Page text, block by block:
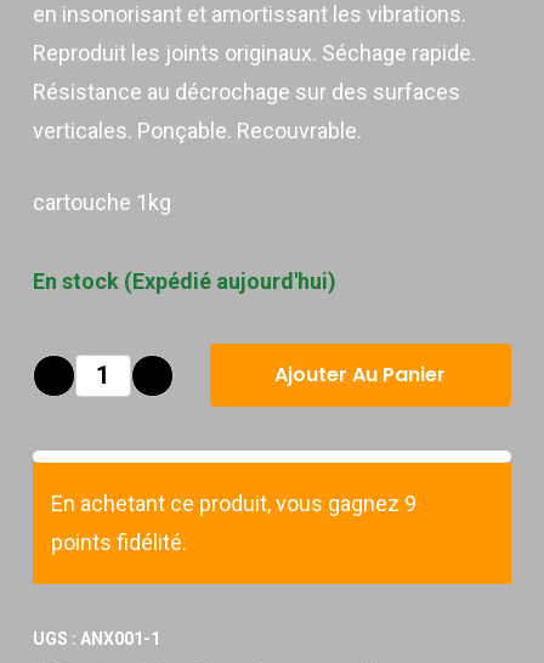
en insonorisant et amortissant les vibrations.
Reproduit les joints originaux. Séchage rapide.
Résistance au décrochage sur des surfaces
verticales. Ponçable. Recouvrable.
cartouche 1kg
En stock (Expédié aujourd'hui)
Ajouter Au Panier
En achetant ce produit, vous gagnez 9
points fidélité.
UGS : ANX001-1